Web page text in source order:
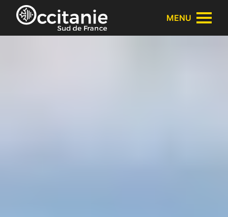
Panneau de gestion des cookies
MENU